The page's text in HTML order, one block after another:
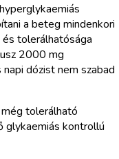
a beteg mindenkori
tolerálhatósága
2000 mg
dózist nem szabad
tolerálható
glykaemiás kontrollú